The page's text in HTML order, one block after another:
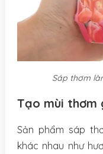
Sáp thơm
Tạo mùi thơm
Sản phẩm sáp
khác nhau như